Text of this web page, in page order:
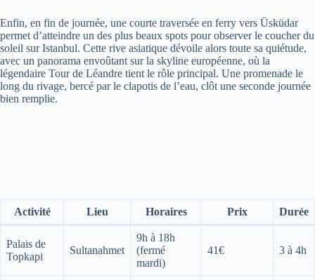
Enfin, en fin de journée, une courte traversée en ferry vers Üsküdar
permet d’atteindre un des plus beaux spots pour observer le coucher du
soleil sur Istanbul. Cette rive asiatique dévoile alors toute sa quiétude,
avec un panorama envoûtant sur la skyline européenne, où la
légendaire Tour de Léandre tient le rôle principal. Une promenade le
long du rivage, bercé par le clapotis de l’eau, clôt une seconde journée
bien remplie.
Activité Lieu Horaires Prix Durée
Palais de
Topkapi
Sultanahmet
9h à 18h
(fermé
mardi)
41€ 3 à 4h